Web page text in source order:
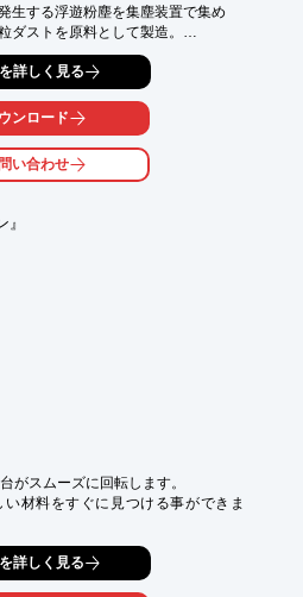
生する浮遊粉塵を集塵装置で集め
ダストを原料として製造。
ので、化学反応用として緩やかな
ス切断用や重液選別用などに使われ
ている
優れている
応性を有する
詳しく見る
ンロード
い合わせ
がスムーズに回転します。
材料をすぐに見つける事ができま
詳しく見る